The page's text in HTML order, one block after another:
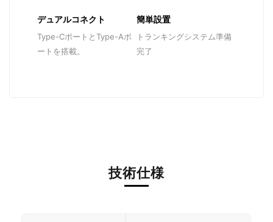
デュアルコネクト
Type-CポートとType-Aポ
ートを搭載。
簡単設置
トランキングシステム準備
完了
技術仕様